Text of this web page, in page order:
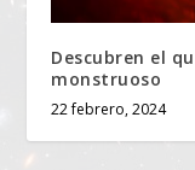
Descubren el
monstruoso
22 febrero, 2024